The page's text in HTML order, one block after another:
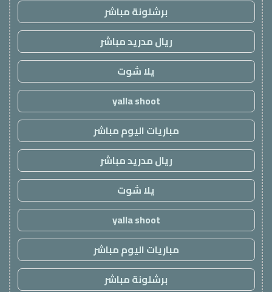
برشلونة مباشر
ريال مدريد مباشر
يلا شوت
yalla shoot
مباريات اليوم مباشر
ريال مدريد مباشر
يلا شوت
yalla shoot
مباريات اليوم مباشر
برشلونة مباشر